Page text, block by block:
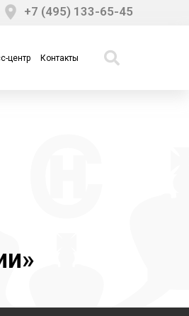
+7 (495) 133-65-45
центр Контакты